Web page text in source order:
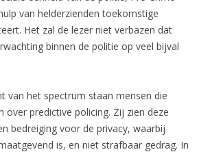
van helderzienden toekomstige
Het zal de lezer niet verbazen dat
binnen de politie op veel bijval
van het spectrum staan mensen die
over predictive policing. Zij zien deze
bedreiging voor de privacy, waarbij
is, en niet strafbaar gedrag. In